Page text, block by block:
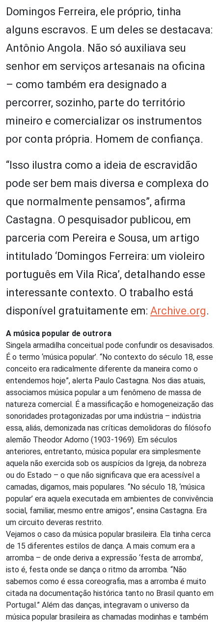
Domingos Ferreira, ele próprio, tinha
alguns escravos. E um deles se destacava:
Antônio Angola. Não só auxiliava seu
senhor em serviços artesanais na oficina
– como também era designado a
percorrer, sozinho, parte do território
mineiro e comercializar os instrumentos
por conta própria. Homem de confiança.
“Isso ilustra como a ideia de escravidão
pode ser bem mais diversa e complexa do
que normalmente pensamos”, afirma
Castagna. O pesquisador publicou, em
parceria com Pereira e Sousa, um artigo
intitulado ‘Domingos Ferreira: um violeiro
português em Vila Rica’, detalhando esse
interessante contexto. O trabalho está
disponível gratuitamente em: Archive.org.
A música popular de outrora
Singela armadilha conceitual pode confundir os desavisados.
É o termo ‘música popular’. “No contexto do século 18, esse
conceito era radicalmente diferente da maneira como o
entendemos hoje”, alerta Paulo Castagna. Nos dias atuais,
associamos música popular a um fenômeno de massa de
natureza comercial. É a massificação e homogeneização das
sonoridades protagonizadas por uma indústria – indústria
essa, aliás, demonizada nas críticas demolidoras do filósofo
alemão Theodor Adorno (1903-1969). Em séculos
anteriores, entretanto, música popular era simplesmente
aquela não exercida sob os auspícios da Igreja, da nobreza
ou do Estado – o que não significava que era acessível a
camadas, digamos, mais populares. “No século 18, ‘música
popular’ era aquela executada em ambientes de convivência
social, familiar, mesmo entre amigos”, ensina Castagna. Era
um circuito deveras restrito.
Vejamos o caso da música popular brasileira. Ela tinha cerca
de 15 diferentes estilos de dança. A mais comum era a
arromba – de onde deriva a expressão ‘festa de arromba’,
isto é, festa onde se dança o ritmo da arromba. “Não
sabemos como é essa coreografia, mas a arromba é muito
citada na documentação histórica tanto no Brasil quanto em
Portugal.” Além das danças, integravam o universo da
música popular brasileira as chamadas modinhas e também